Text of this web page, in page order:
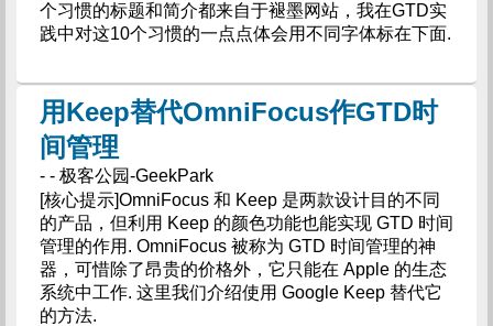
个习惯的标题和简介都来自于褪墨网站，我在GTD实
践中对这10个习惯的一点点体会用不同字体标在下面.
用Keep替代OmniFocus作GTD时
间管理
- - 极客公园-GeekPark
[核心提示]OmniFocus 和 Keep 是两款设计目的不同
的产品，但利用 Keep 的颜色功能也能实现 GTD 时间
管理的作用. OmniFocus 被称为 GTD 时间管理的神
器，可惜除了昂贵的价格外，它只能在 Apple 的生态
系统中工作. 这里我们介绍使用 Google Keep 替代它
的方法.